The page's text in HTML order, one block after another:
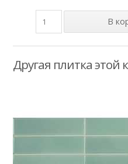
Другая плитка этой